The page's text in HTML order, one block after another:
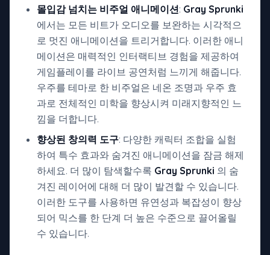
몰입감 넘치는 비주얼 애니메이션: Gray Sprunki
에서는 모든 비트가 오디오를 보완하는 시각적으
로 멋진 애니메이션을 트리거합니다. 이러한 애니
메이션은 매력적인 인터랙티브 경험을 제공하여
게임플레이를 라이브 공연처럼 느끼게 해줍니다.
우주를 테마로 한 비주얼은 네온 조명과 우주 효
과로 전체적인 미학을 향상시켜 미래지향적인 느
낌을 더합니다.
향상된 창의력 도구: 다양한 캐릭터 조합을 실험
하여 특수 효과와 숨겨진 애니메이션을 잠금 해제
하세요. 더 많이 탐색할수록 Gray Sprunki 의 숨
겨진 레이어에 대해 더 많이 발견할 수 있습니다.
이러한 도구를 사용하면 유연성과 복잡성이 향상
되어 믹스를 한 단계 더 높은 수준으로 끌어올릴
수 있습니다.